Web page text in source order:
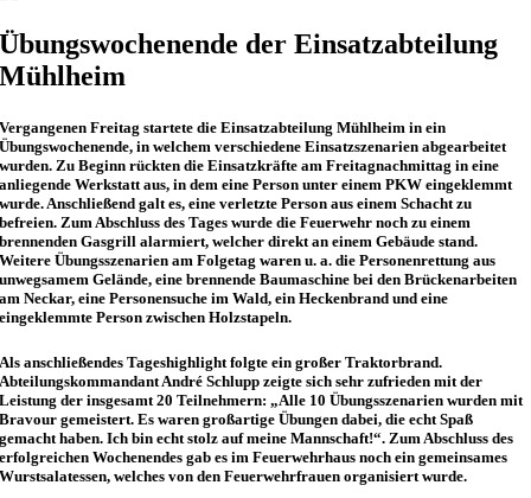
Übungswochenende der Einsatzabteilung
Mühlheim
Vergangenen Freitag startete die Einsatzabteilung Mühlheim in ein
Übungswochenende, in welchem verschiedene Einsatzszenarien abgearbeitet
wurden. Zu Beginn rückten die Einsatzkräfte am Freitagnachmittag in eine
anliegende Werkstatt aus, in dem eine Person unter einem PKW eingeklemmt
wurde. Anschließend galt es, eine verletzte Person aus einem Schacht zu
befreien. Zum Abschluss des Tages wurde die Feuerwehr noch zu einem
brennenden Gasgrill alarmiert, welcher direkt an einem Gebäude stand.
Weitere Übungsszenarien am Folgetag waren u. a. die Personenrettung aus
unwegsamem Gelände, eine brennende Baumaschine bei den Brückenarbeiten
am Neckar, eine Personensuche im Wald, ein Heckenbrand und eine
eingeklemmte Person zwischen Holzstapeln.
Als anschließendes Tageshighlight folgte ein großer Traktorbrand.
Abteilungskommandant André Schlupp zeigte sich sehr zufrieden mit der
Leistung der insgesamt 20 Teilnehmern: „Alle 10 Übungsszenarien wurden mit
Bravour gemeistert. Es waren großartige Übungen dabei, die echt Spaß
gemacht haben. Ich bin echt stolz auf meine Mannschaft!“. Zum Abschluss des
erfolgreichen Wochenendes gab es im Feuerwehrhaus noch ein gemeinsames
Wurstsalatessen, welches von den Feuerwehrfrauen organisiert wurde.